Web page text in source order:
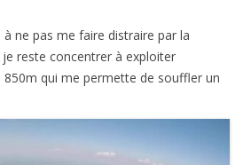
à ne pas me faire distraire par la
reste concentrer à exploiter
850m qui me permette de souffler un